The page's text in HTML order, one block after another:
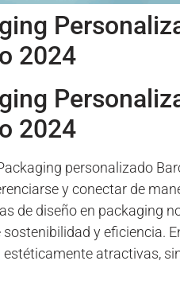
2024
2024
personalizado
y conectar de
de diseño en packaging
y eficiencia.
atractivas,